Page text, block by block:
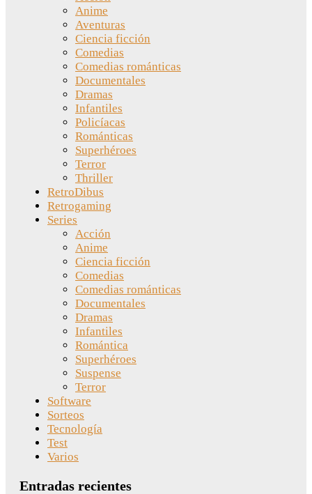
Anime
Aventuras
Ciencia ficción
Comedias
Comedias románticas
Documentales
Dramas
Infantiles
Policíacas
Románticas
Superhéroes
Terror
Thriller
RetroDibus
Retrogaming
Series
Acción
Anime
Ciencia ficción
Comedias
Comedias románticas
Documentales
Dramas
Infantiles
Romántica
Superhéroes
Suspense
Terror
Software
Sorteos
Tecnología
Test
Varios
Entradas recientes